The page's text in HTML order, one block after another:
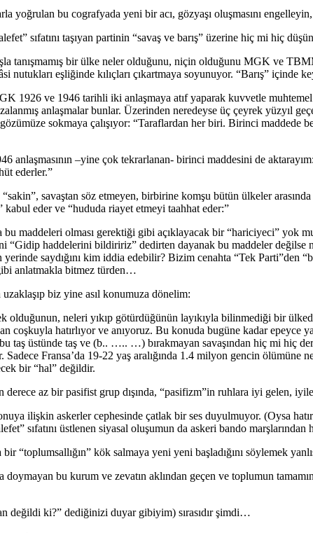
yoğrulan bu cografyada yeni bir acı, gözyaşı oluşmasını
sıfatını taşıyan partinin “savaş ve barış” üzerine hiç mi hiç
tanışmamış bir ülke neler olduğunu, niçin olduğunu MGK ve
nutukları eşliğinde kılıçları çıkartmaya soyunuyor. “Barış” içinde
1926 ve 1946 tarihli iki anlaşmaya atıf yaparak kuvvetle
anlaşmalar bunlar. Üzerinden neredeyse üç çeyrek yüzyıl
sokmaya çalışıyor: “Taraflardan her biri. Birinci
anlaşmasının –yine çok tekrarlanan- birinci maddesini de
ederler.”
savaştan söz etmeyen, birbirine komşu bütün ülkeler
kabul eder ve “hududa riayet etmeyi taahhat eder:”
maddeleri olması gerektiği gibi açıklayacak bir “hariciyeci” yok
“Gidip haddelerini bildiririz” dedirten dayanak bu maddeler
saydığını kim iddia edebilir? Bizim cenahta “Tek
anlatmakla bitmez türden…
biz yine asıl konumuza dönelim:
olduğunun, neleri yıkıp götürdüğünün layıkıyla bilinmediği bir
coşkuyla hatırlıyor ve anıyoruz. Bu konuda bugüne kadar epeyce
taş üstünde taş ve (b.. ….. …) bırakmayan savaşından hiç mi hiç
Fransa’da 19-22 yaş aralığında 1.4 milyon gencin ölümüne
bir “hal” değildir.
derece az bir pasifist grup dışında, “pasifizm”in ruhlara iyi gelen,
ilişkin askerler cephesinde çatlak bir ses duyulmuyor. (Oysa
sıfatını üstlenen siyasal oluşumun da askeri bando
“toplumsallığın” kök salmaya yeni yeni başladığını söylemek
bu kurum ve zevatın aklından geçen ve toplumun
değildi ki?” dediğinizi duyar gibiyim) sırasıdır şimdi…